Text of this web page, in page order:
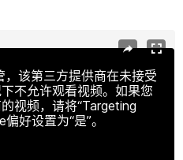
该第三方提供商在未接受
不允许观看视频。如果您
视频，请将“Targeting
好设置为“是”。